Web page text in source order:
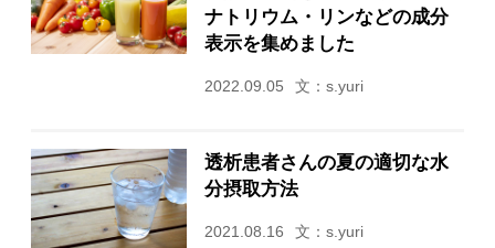
ナトリウム・リンなどの成分
表示を集めました
2022.09.05 文：s.yuri
透析患者さんの夏の適切な水
分摂取方法
2021.08.16 文：s.yuri